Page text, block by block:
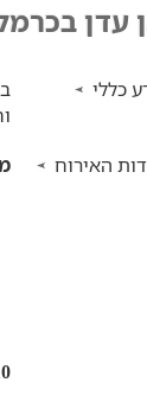
בכרמל - 20 יחידות נופש עם בריכה מחוממת,
כללי
האירוח
10 יחידות